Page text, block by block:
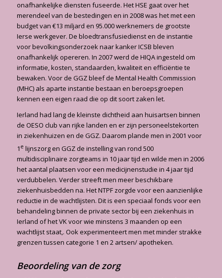
onafhankelijke diensten fuseerde. Het HSE gaat over het
merendeel van de bestedingen en in 2008 was het met een
budget van €13 miljard en 95.000 werknemers de grootste
Ierse werkgever. De bloedtransfusiedienst en de instantie
voor bevolkingsonderzoek naar kanker ICSB bleven
onafhankelijk opereren. In 2007 werd de HIQA ingesteld om
informatie, kosten, standaarden, kwaliteit en efficiëntie te
bewaken. Voor de GGZ bleef de Mental Health Commission
(MHC) als aparte instantie bestaan en beroepsgroepen
kennen een eigen raad die op dit soort zaken let.
Ierland had lang de kleinste dichtheid aan huisartsen binnen
de OESO club van rijke landen en er zijn personeelstekorten
in ziekenhuizen en de GGZ. Daarom plande men in 2001 voor
1 e lijnszorg en GGZ de instelling van rond 500
multidisciplinaire zorgteams in 10 jaar tijd en wilde men in 2006
het aantal plaatsen voor een medicijnenstudie in 4 jaar tijd
verdubbelen. Verder streeft men meer beschikbare
ziekenhuisbedden na. Het NTPF zorgde voor een aanzienlijke
reductie in de wachtlijsten. Dit is een speciaal fonds voor een
behandeling binnen de private sector bij een ziekenhuis in
Ierland of het VK voor wie minstens 3 maanden op een
wachtlijst staat,. Ook experimenteert men met minder strakke
grenzen tussen categorie 1 en 2 artsen/ apotheken.
Beoordeling van de zorg